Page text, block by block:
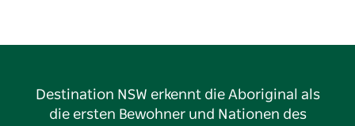
Destination NSW erkennt die Aboriginal als
die ersten Bewohner und Nationen des